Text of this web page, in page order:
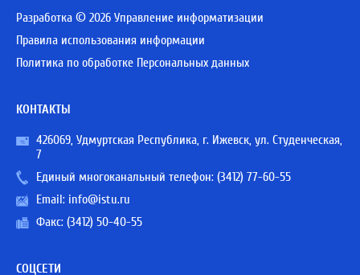
Разработка © 2026 Управление информатизации
Правила использования информации
Политика по обработке Персональных данных
КОНТАКТЫ
426069, Удмуртская Республика, г. Ижевск, ул. Студенческая,
7
Единый многоканальный телефон: (3412) 77-60-55
Email: info@istu.ru
Факс: (3412) 50-40-55
СОЦСЕТИ